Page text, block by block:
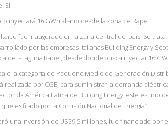
EI
inyectará 16 GWh al año desde la zona de Rapel
fue inaugurado en la zona central del país. Se
por las empresas italianas Building Energy y
de la laguna Rapel, desde donde busca inyectar 16
la categoría de Pequeño Medio de Generación
realizada por CGE, para suministrar la demanda
de América Latina de Building Energy, este es uno
es fijado por la Comisión Nacional de Energía”.
una inversión de US$9,5 millones, fue financiado por